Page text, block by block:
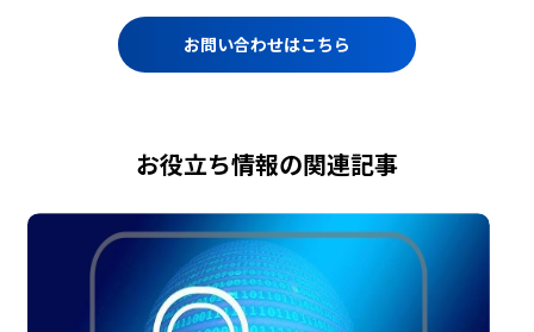
お問い合わせはこちら
お役立ち情報の関連記事